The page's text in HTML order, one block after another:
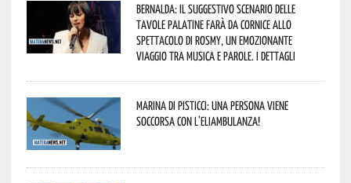
Bernalda: il suggestivo scenario delle
Tavole Palatine farà da cornice allo
spettacolo di Rosmy, un emozionante
viaggio tra musica e parole. I dettagli
Marina di Pisticci: una persona viene
soccorsa con l’eliambulanza!